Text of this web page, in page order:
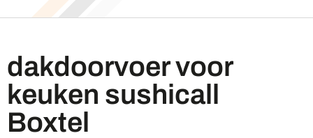
dakdoorvoer voor
keuken sushicall
Boxtel